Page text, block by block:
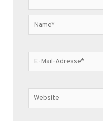
Name*
E-
Mail-
Website